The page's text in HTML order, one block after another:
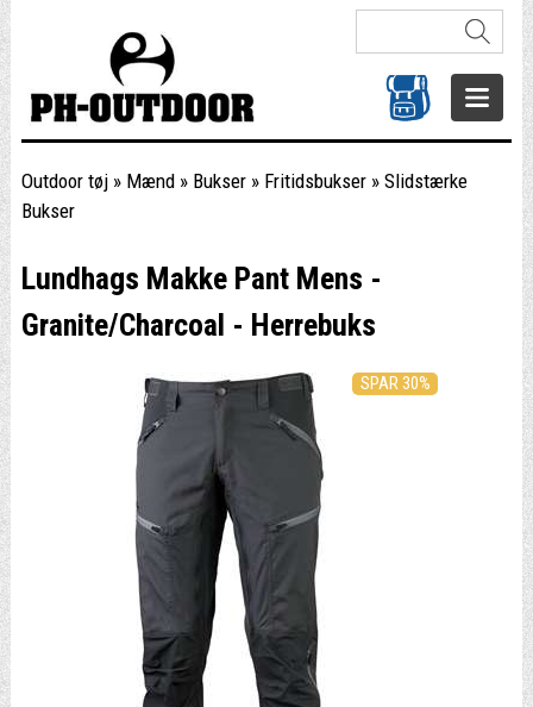
Outdoor tøj» Mænd» Bukser» Fritidsbukser» Slidstærke
Bukser
Lundhags Makke Pant Mens -
Granite/Charcoal - Herrebuks
SPAR 30%